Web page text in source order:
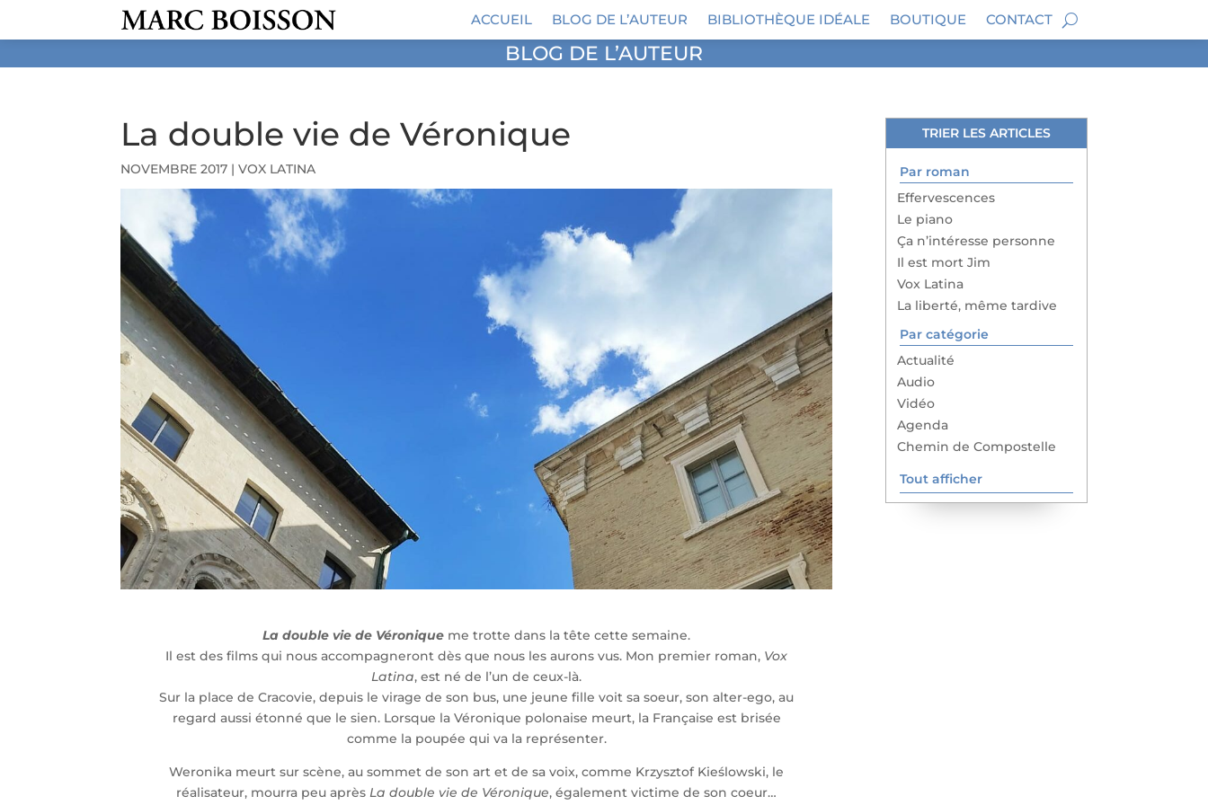
ACCUEIL BLOG DE L’AUTEUR BIBLIOTHÈQUE IDÉALE BOUTIQUE CONTACT
BLOG DE L’AUTEUR
La double vie de Véronique
NOVEMBRE 2017 |VOX LATINA
La double vie de Véronique me trotte dans la tête cette semaine.
Il est des films qui nous accompagneront dès que nous les aurons vus. Mon premier roman, Vox
Latina, est né de l’un de ceux-là.
Sur la place de Cracovie, depuis le virage de son bus, une jeune fille voit sa soeur, son alter-ego, au
regard aussi étonné que le sien. Lorsque la Véronique polonaise meurt, la Française est brisée
comme la poupée qui va la représenter.
Weronika meurt sur scène, au sommet de son art et de sa voix, comme Krzysztof Kieślowski, le
réalisateur, mourra peu aprèsLa double vie de Véronique, également victime de son coeur…
TRIER LES ARTICLES
Par roman
Effervescences
Le piano
Ça n’intéresse personne
Il est mort Jim
Vox Latina
La liberté, même tardive
Par catégorie
Actualité
Audio
Vidéo
Agenda
Chemin de Compostelle
Tout afficher